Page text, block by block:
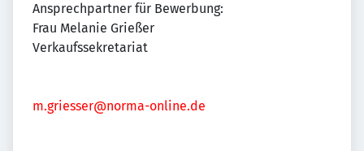
Ansprechpartner für Bewerbung:
Frau Melanie Grießer
Verkaufssekretariat
m.griesser@norma-online.de